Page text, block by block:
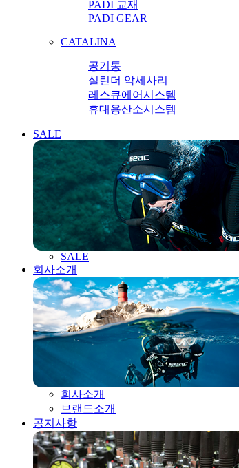
PADI 교재
PADI GEAR
CATALINA
공기통
실린더 악세사리
레스큐에어시스템
휴대용산소시스템
SALE
SALE
회사소개
회사소개
브랜드소개
공지사항